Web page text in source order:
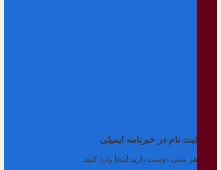
ثبت نام در خبرنامه ایمیلی
هر متنی دوست دارید اینجا وارد کنید.